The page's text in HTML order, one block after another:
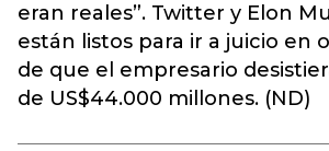
eran reales”. Twitter y Elon
están listos para ir a juicio en
de que el empresario
de US$44.000 millones. (ND)